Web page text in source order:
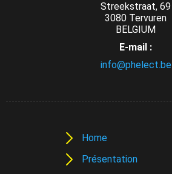
Streekstraat, 69
3080 Tervuren
BELGIUM
E-mail :
info@phelect.be
Home
Présentation